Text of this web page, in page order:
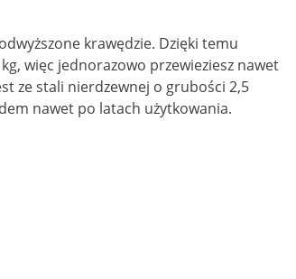
krawędzie. Dzięki temu
więc jednorazowo przewieziesz nawet
ze stali nierdzewnej o grubości 2,5
nawet po latach użytkowania.